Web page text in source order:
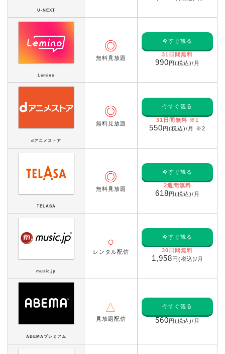
U-NEXT
Lemino
◎
無料見放題
今すぐ観る
31日間無料
990円(税込)/月
dアニメストア
◎
無料見放題
今すぐ観る
31日間無料 ※1
550円(税込)/月 ※2
TELASA
◎
無料見放題
今すぐ観る
2週間無料
618円(税込)/月
music.jp
○
レンタル配信
今すぐ観る
30日間無料
1,958円(税込)/月
ABEMAプレミアム
△
見放題配信
今すぐ観る
560円(税込)/月